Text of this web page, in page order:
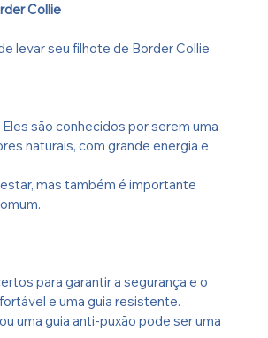
Collie
levar seu filhote de Border Collie
são conhecidos por serem uma
naturais, com grande energia e
mas também é importante
para garantir a segurança e o
e uma guia resistente.
uma guia anti-puxão pode ser uma